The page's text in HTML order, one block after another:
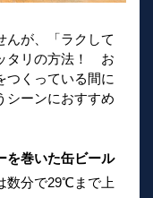
んが、「ラクして
タリの方法！ お
つくっている間に
シーンにおすすめ
を巻いた缶ビール
数分で29℃まで上